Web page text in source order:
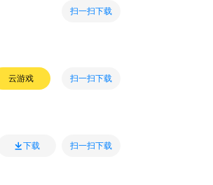
扫一扫下载
云游戏 扫一扫下载
下载 扫一扫下载